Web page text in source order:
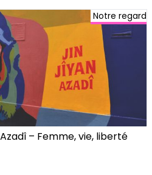
Notre regard
– Femme, vie, liberté